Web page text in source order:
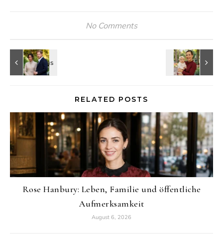
No Comments
RELATED POSTS
Rose Hanbury: Leben, Familie und öffentliche
Aufmerksamkeit
August 6, 2026